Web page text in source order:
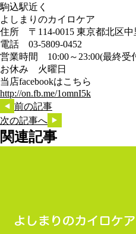
駒込駅近く
よしまりのカイロケア
住所 〒114-0015 東京都北区中
電話 03-5809-0452
営業時間 10:00～23:00(最終受
お休み 火曜日
当店facebookはこちら
http://on.fb.me/1omnI5k
前の記事
次の記事へ
関連記事